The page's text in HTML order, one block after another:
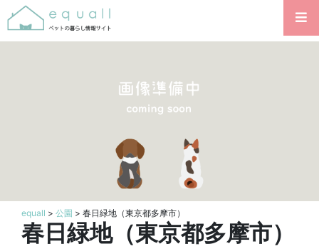
equall > 公園 > 春日緑地（東京都多摩市）
春日緑地（東京都多摩市）